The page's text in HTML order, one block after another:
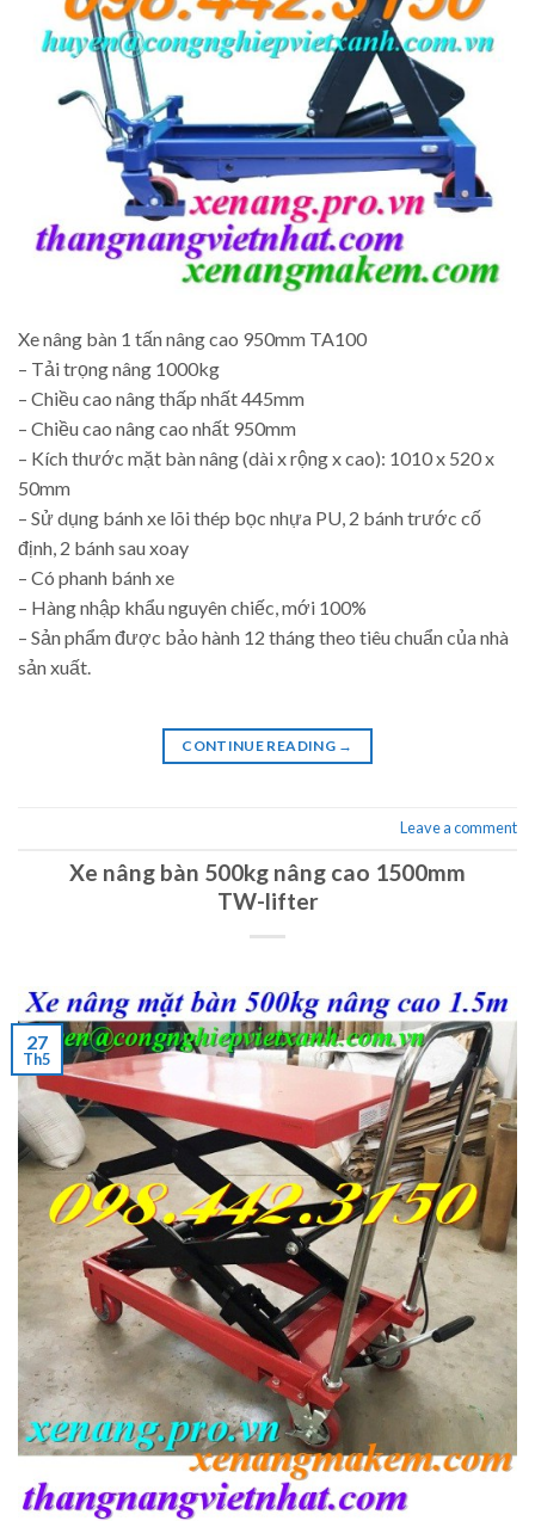
Xe nâng bàn 1 tấn nâng cao 950mm TA100
– Tải trọng nâng 1000kg
– Chiều cao nâng thấp nhất 445mm
– Chiều cao nâng cao nhất 950mm
– Kích thước mặt bàn nâng (dài x rộng x cao): 1010 x 520 x
50mm
– Sử dụng bánh xe lõi thép bọc nhựa PU, 2 bánh trước cố
định, 2 bánh sau xoay
– Có phanh bánh xe
– Hàng nhập khẩu nguyên chiếc, mới 100%
– Sản phẩm được bảo hành 12 tháng theo tiêu chuẩn của nhà
sản xuất.
CONTINUE READING →
Leave a comment
Xe nâng bàn 500kg nâng cao 1500mm
TW-lifter
27
Th5